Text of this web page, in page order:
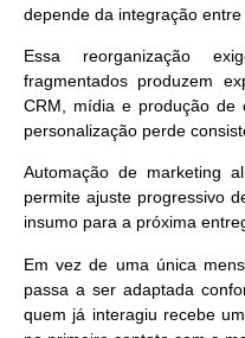
depende da integração
Essa reorganização
fragmentados produzem
CRM, mídia e produção de
personalização perde
Automação de marketing
permite ajuste progressivo
insumo para a próxima
Em vez de uma única
passa a ser adaptada
quem já interagiu recebe